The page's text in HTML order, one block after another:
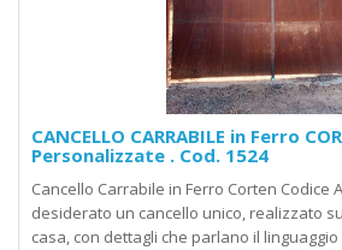
CANCELLO CARRABILE in Ferro
Personalizzate . Cod. 1524
Cancello Carrabile in Ferro Corten Codice
desiderato un cancello unico, realizzato
casa, con dettagli che parlano il linguaggio